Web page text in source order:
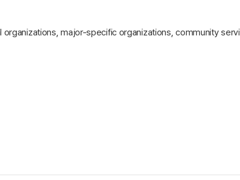
organizations, major-specific organizations, community